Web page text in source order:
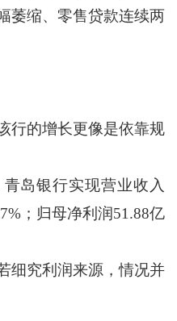
萎缩、零售贷款连续两
的增长更像是依靠规
岛银行实现营业收入
；归母净利润51.88亿
究利润来源，情况并